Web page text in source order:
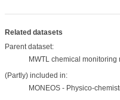
Related datasets
Parent dataset:
MWTL chemical
(Partly) included in:
MONEOS - Physico-